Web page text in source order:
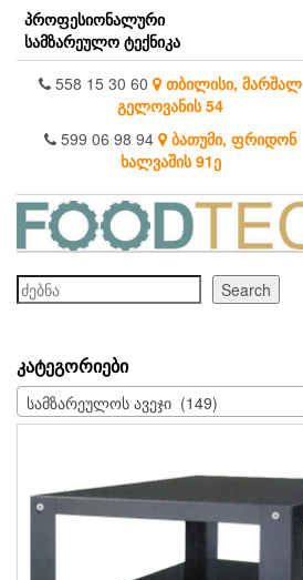
Skip
the
content
პროფესიონალური
სამზარეულო ტექნიკა
558 15 30 60 თბილისი, მარშალ
გელოვანის 54
599 06 98 94 ბათუმი, ფრიდონ
ხალვაშის 91ე
ძებნა
Search
ᲙᲐᲢᲔᲒᲝᲠᲘᲔᲑᲘ
სამზარეულოს ავეჯი (149)